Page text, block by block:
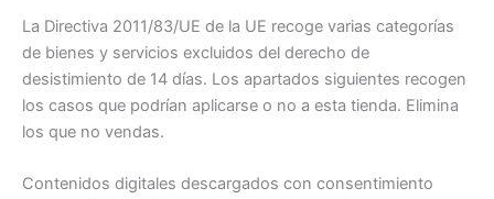
La Directiva 2011/83/UE de la UE recoge varias categorías
de bienes y servicios excluidos del derecho de
desistimiento de 14 días. Los apartados siguientes recogen
los casos que podrían aplicarse o no a esta tienda. Elimina
los que no vendas.
Contenidos digitales descargados con consentimiento